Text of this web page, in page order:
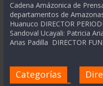
Cadena Amázonica de
departamentos de
Huanuco DIRECTOR
Sandoval Ucayali: Patricia
Arias Padilla DIRECTOR
Categorías